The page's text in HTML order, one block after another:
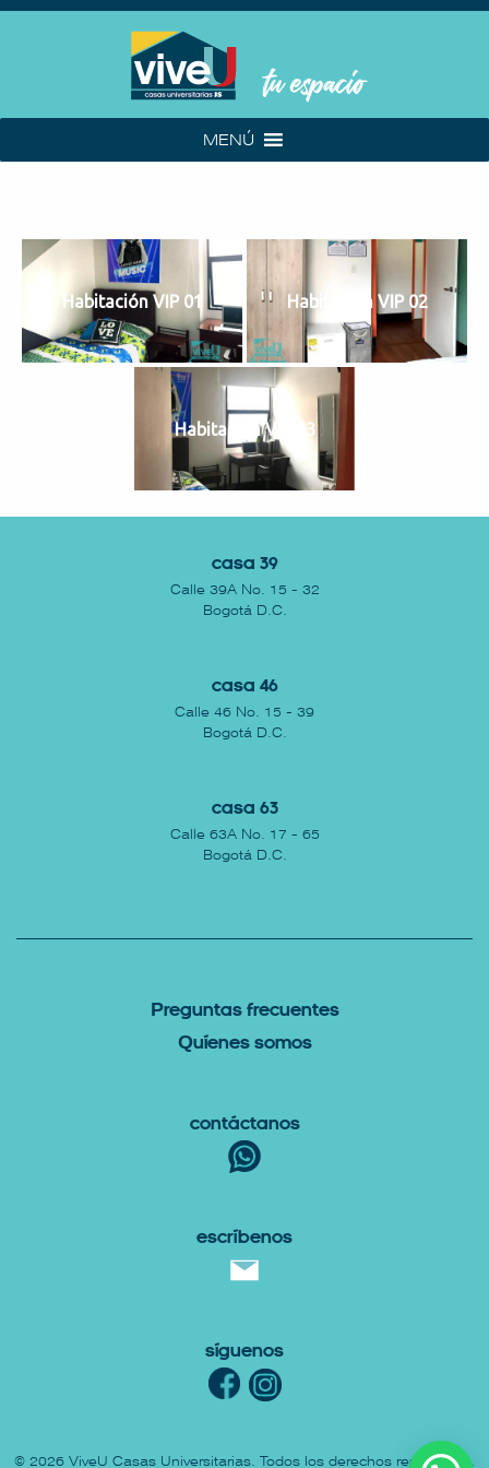
MENÚ
Habitación VIP 01 Habitación VIP 02
Habitación VIP 03
Casa 39
Calle 39A No. 15 - 32
Bogotá D.C.
Casa 46
Calle 46 No. 15 - 39
Bogotá D.C.
Casa 63
Calle 63A No. 17 - 65
Bogotá D.C.
Preguntas Frecuentes
Quíenes somos
Contáctanos
escríbenos
Síguenos
© 2026 ViveU Casas Universitarias. Todos los derechos reservados.